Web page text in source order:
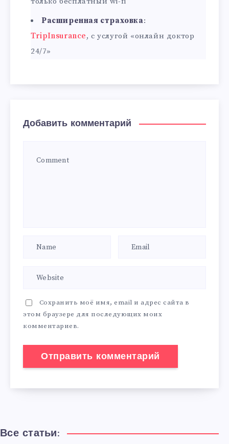
Расширенная страховка:
TripInsurance, с услугой «онлайн доктор
24/7»
Добавить комментарий
Сохранить моё имя, email и адрес сайта в
этом браузере для последующих моих
комментариев.
Все статьи: